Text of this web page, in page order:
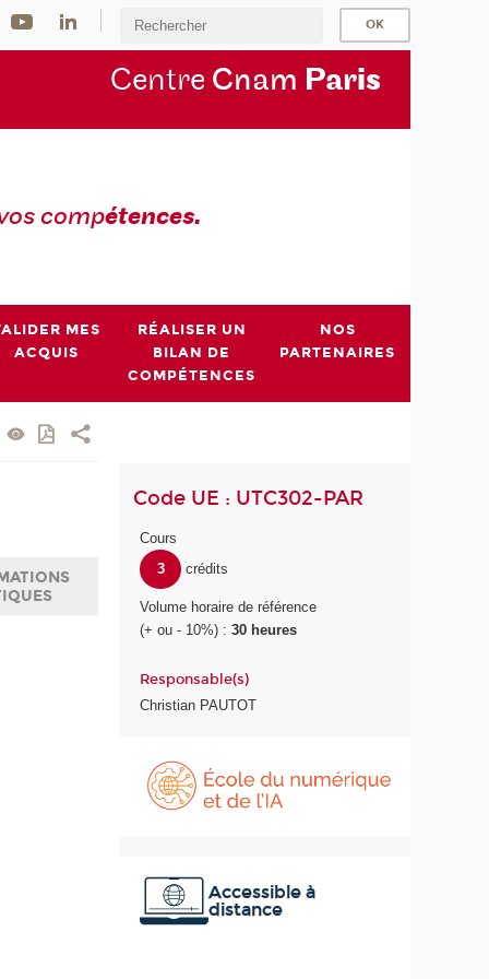
Centre Cnam Paris
compétences.
MES
ACQUIS
RÉALISER UN
BILAN DE
COMPÉTENCES
NOS
PARTENAIRES
Code UE : UTC302-PAR
Cours
3
crédits
Volume horaire de référence
(+ ou - 10%) :30 heures
Responsable(s)
Christian PAUTOT
Accessible à
distance